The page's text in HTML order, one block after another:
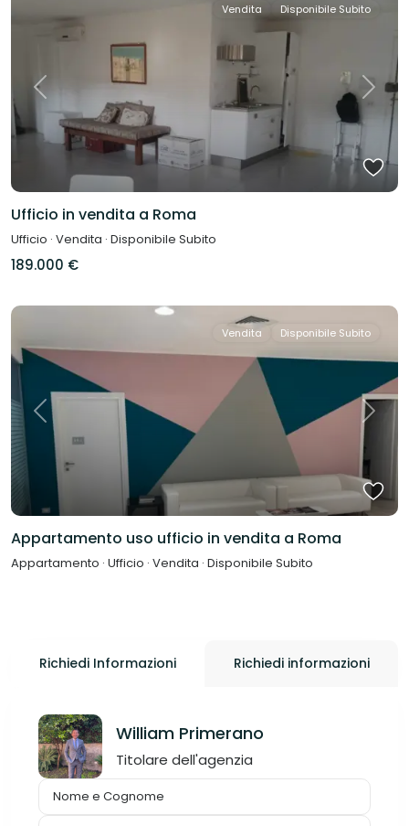
Previous Next
Vendita Disponibile Subito
Ufficio in vendita a Roma
Ufficio · Vendita · Disponibile Subito
189.000 €
Previous Next
Vendita Disponibile Subito
Appartamento uso ufficio in vendita a Roma
Appartamento · Ufficio · Vendita · Disponibile Subito
Richiedi Informazioni Richiedi informazioni
William Primerano
Titolare dell'agenzia